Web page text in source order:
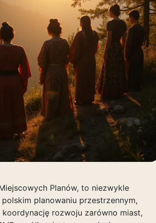
Planów, to niezwykle
planowaniu przestrzennym,
rozwoju zarówno miast,